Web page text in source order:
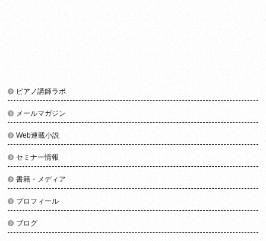
ピアノ講師ラボ
メールマガジン
Web連載小説
セミナー情報
書籍・メディア
プロフィール
ブログ